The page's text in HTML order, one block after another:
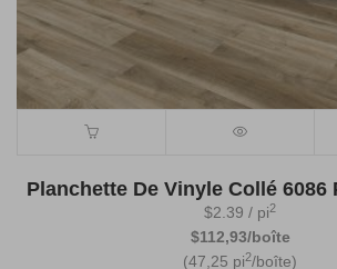
Planchette De Vinyle Collé 6086
$2.39 / pi2
$112,93/boîte
(47,25 pi2/boîte)